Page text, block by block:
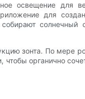
освещение для
для
солнечный
зонта. По мере
органично